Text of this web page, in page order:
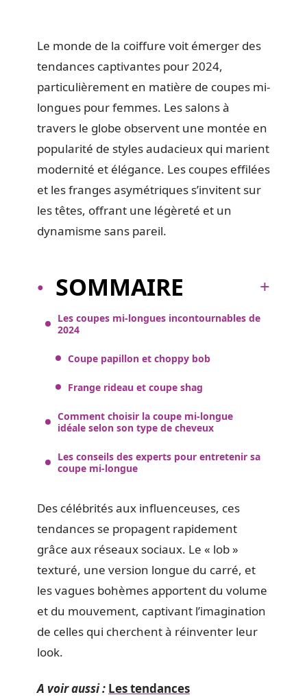
Le monde de la coiffure voit émerger des
tendances captivantes pour 2024,
particulièrement en matière de coupes mi-
longues pour femmes. Les salons à
travers le globe observent une montée en
popularité de styles audacieux qui marient
modernité et élégance. Les coupes effilées
et les franges asymétriques s’invitent sur
les têtes, offrant une légèreté et un
dynamisme sans pareil.
SOMMAIRE
Les coupes mi-longues incontournables de
2024
Coupe papillon et choppy bob
Frange rideau et coupe shag
Comment choisir la coupe mi-longue
idéale selon son type de cheveux
Les conseils des experts pour entretenir sa
coupe mi-longue
Des célébrités aux influenceuses, ces
tendances se propagent rapidement
grâce aux réseaux sociaux. Le « lob »
texturé, une version longue du carré, et
les vagues bohèmes apportent du volume
et du mouvement, captivant l’imagination
de celles qui cherchent à réinventer leur
look.
A voir aussi : Les tendances